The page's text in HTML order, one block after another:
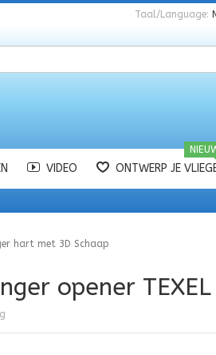
Taal/Language:
VIDEO ONTWERP JE
hart met 3D Schaap
opener TEXEL